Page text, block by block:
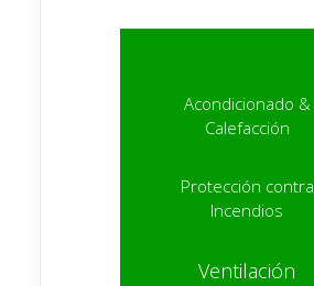
Acondicionado &
Calefacción
Protección contra
Incendios
Ventilación